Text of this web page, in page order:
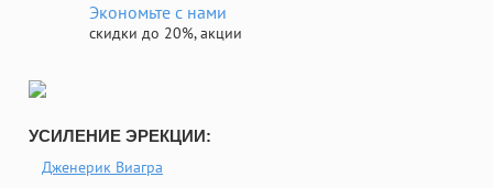
Экономьте с нами
скидки до 20%, акции
УСИЛЕНИЕ ЭРЕКЦИИ:
Дженерик Виагра